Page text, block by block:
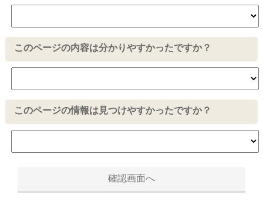
このページの内容は分かりやすかったですか？
このページの情報は見つけやすかったですか？